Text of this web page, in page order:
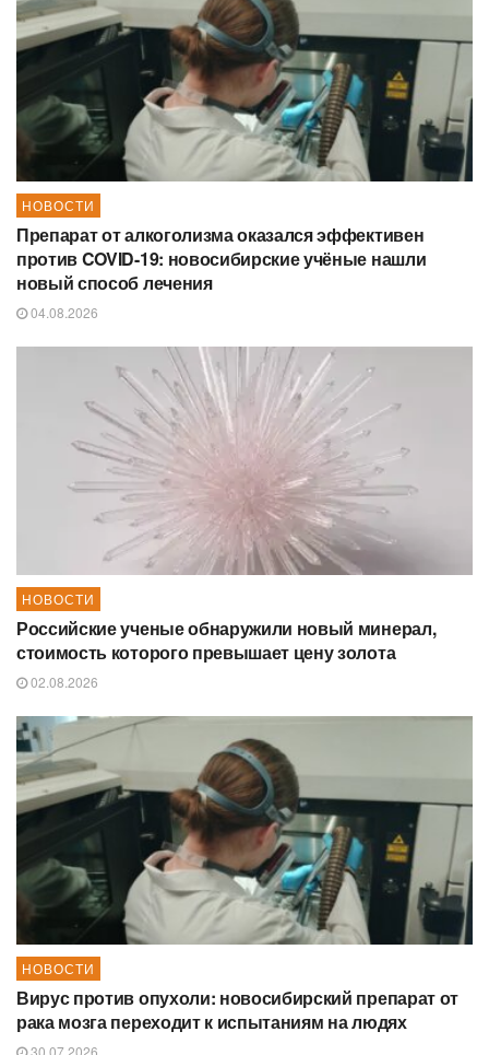
НОВОСТИ
Препарат от алкоголизма оказался эффективен
против COVID-19: новосибирские учёные нашли
новый способ лечения
04.08.2026
НОВОСТИ
Российские ученые обнаружили новый минерал,
стоимость которого превышает цену золота
02.08.2026
НОВОСТИ
Вирус против опухоли: новосибирский препарат от
рака мозга переходит к испытаниям на людях
30.07.2026